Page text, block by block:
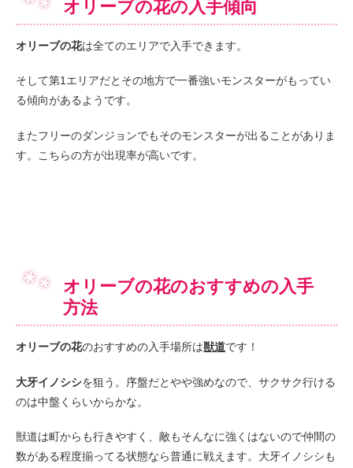
オリーブの花の入手傾向
オリーブの花は全てのエリアで入手できます。
そして第1エリアだとその地方で一番強いモンスターがもってい
る傾向があるようです。
またフリーのダンジョンでもそのモンスターが出ることがありま
す。こちらの方が出現率が高いです。
オリーブの花のおすすめの入手
方法
オリーブの花のおすすめの入手場所は獣道です！
大牙イノシシを狙う。序盤だとやや強めなので、サクサク行ける
のは中盤くらいからかな。
獣道は町からも行きやすく、敵もそんなに強くはないので仲間の
数がある程度揃ってる状態なら普通に戦えます。大牙イノシシも